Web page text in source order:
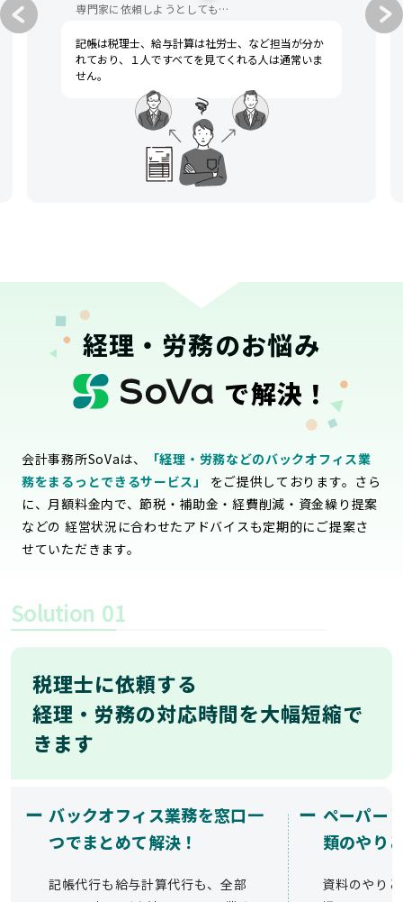
専門家に依頼しようとしても…
記帳は税理士、給与計算は社労士、など担当が分か
れており、１人ですべてを見てくれる人は通常いま
せん。
経理・労務のお悩み
で解決！
会計事務所SoVaは、
「経理・労務などのバックオフィス業
務をまるっとできるサービス」
をご提供しております。さら
に、月額料金内で、節税・補助金・経費削減・資金繰り提案
などの 経営状況に合わせたアドバイスも定期的にご提案さ
せていただきます。
Solution 01
税理士に依頼する
経理・労務の対応時間を大幅短縮で
きます
ー バックオフィス業務を窓口一
つでまとめて解決！
記帳代行も給与計算代行も、全部
ー ペーパー
類のやり
資料のやり